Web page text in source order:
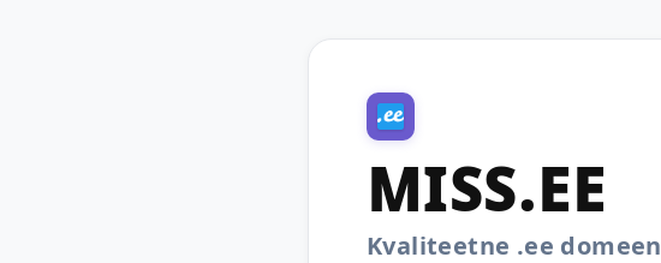
MISS.EE
Kvaliteetne .ee domeen